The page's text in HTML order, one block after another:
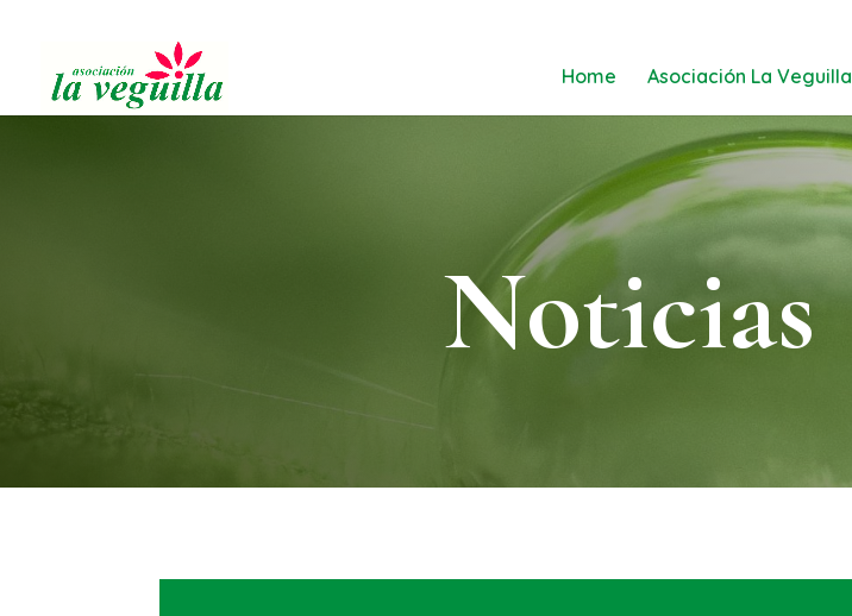
Home Asociación La Veguilla
Noticias